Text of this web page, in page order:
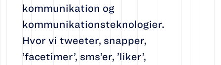
kommunikation og
kommunikationsteknologier.
Hvor vi tweeter, snapper,
’facetimer’, sms’er, ’liker’,